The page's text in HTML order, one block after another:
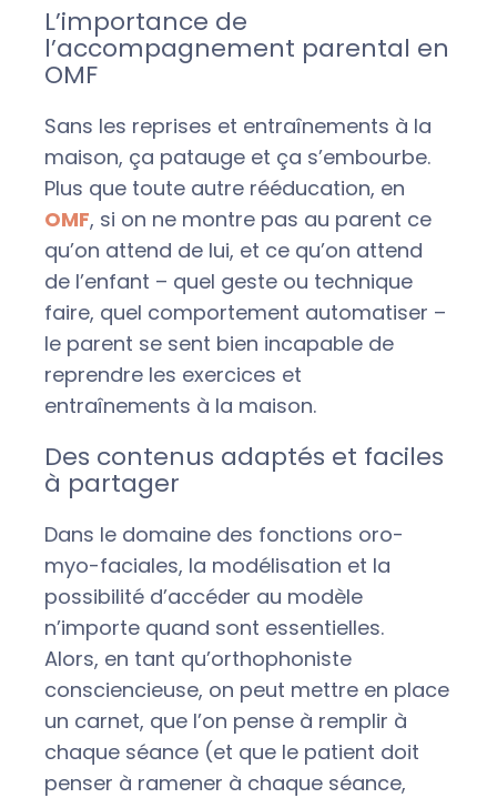
L’importance de
l’accompagnement parental en
OMF
Sans les reprises et entraînements à la
maison, ça patauge et ça s’embourbe.
Plus que toute autre rééducation, en
OMF, si on ne montre pas au parent ce
qu’on attend de lui, et ce qu’on attend
de l’enfant – quel geste ou technique
faire, quel comportement automatiser –
le parent se sent bien incapable de
reprendre les exercices et
entraînements à la maison.
Des contenus adaptés et faciles
à partager
Dans le domaine des fonctions oro-
myo-faciales, la modélisation et la
possibilité d’accéder au modèle
n’importe quand sont essentielles.
Alors, en tant qu’orthophoniste
consciencieuse, on peut mettre en place
un carnet, que l’on pense à remplir à
chaque séance (et que le patient doit
penser à ramener à chaque séance,